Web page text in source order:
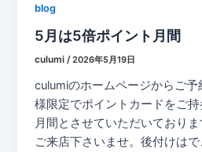
blog
5月は5倍ポイント月間
culumi /2026年5月19日
culumiのホームページからご
様限定でポイントカードをご
月間とさせていただいており
ご来店下さいませ。後付けは